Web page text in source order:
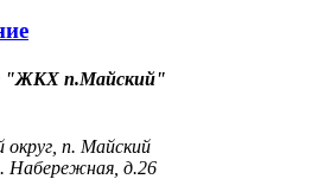
"ЖКХ п.Майский"
округ, п. Майский
Набережная, д.26